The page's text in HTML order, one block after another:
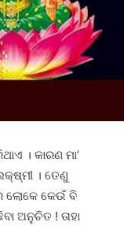
। କାରଣ ମା’
। ତେଣୁ
ଲୋକେ କେଉଁ ବି
ଅନୁଚିତ ! ତାହା